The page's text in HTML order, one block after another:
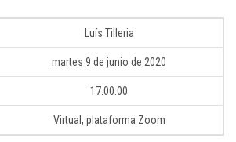
Luís Tilleria
martes 9 de junio de 2020
17:00:00
Virtual, plataforma Zoom